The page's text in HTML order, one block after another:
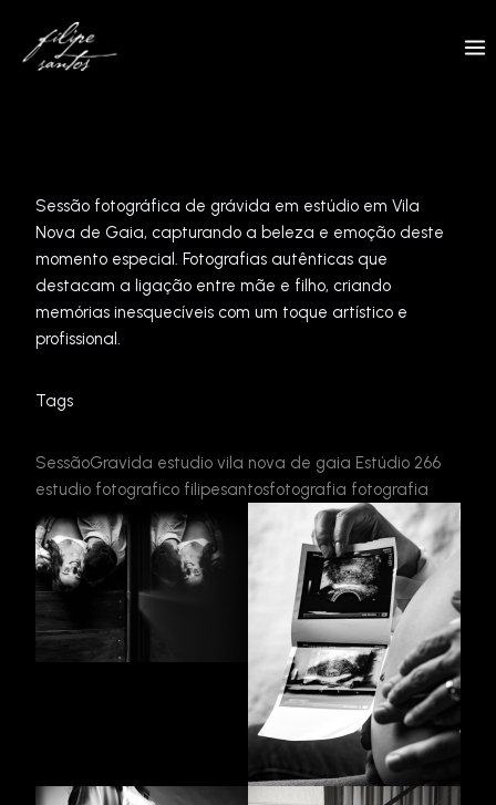
content
Sessão fotográfica de grávida em estúdio em Vila
Nova de Gaia, capturando a beleza e emoção deste
momento especial. Fotografias autênticas que
destacam a ligação entre mãe e filho, criando
memórias inesquecíveis com um toque artístico e
profissional.
Tags
SessãoGravida estudio vila nova de gaia Estúdio 266
estudio fotografico filipesantosfotografia fotografia